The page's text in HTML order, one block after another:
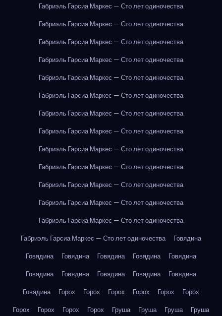
Габриэль Гарсиа Маркес — Сто лет одиночества
Габриэль Гарсиа Маркес — Сто лет одиночества
Габриэль Гарсиа Маркес — Сто лет одиночества
Габриэль Гарсиа Маркес — Сто лет одиночества
Габриэль Гарсиа Маркес — Сто лет одиночества
Габриэль Гарсиа Маркес — Сто лет одиночества
Габриэль Гарсиа Маркес — Сто лет одиночества
Габриэль Гарсиа Маркес — Сто лет одиночества
Габриэль Гарсиа Маркес — Сто лет одиночества
Габриэль Гарсиа Маркес — Сто лет одиночества
Габриэль Гарсиа Маркес — Сто лет одиночества
Габриэль Гарсиа Маркес — Сто лет одиночества
Габриэль Гарсиа Маркес — Сто лет одиночества
Габриэль Гарсиа Маркес — Сто лет одиночества
Говядина
Говядина
Говядина Говядина Говядина
Говядина
Говядина
Говядина Говядина Говядина
Говядина
Говядина
Горох Горох Горох Горох Горох
Горох
Горох
Горох Горох Горох Груша Груша Груша
Груша